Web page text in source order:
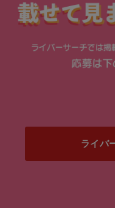
ライバ